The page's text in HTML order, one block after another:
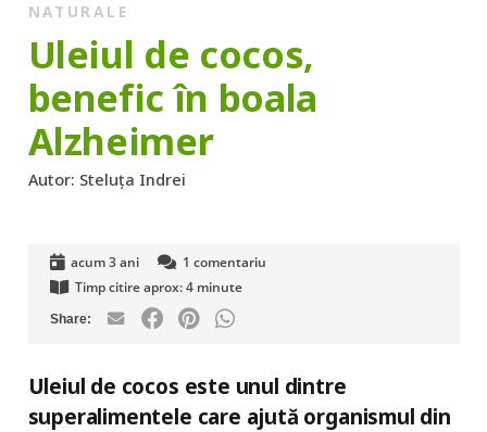
NATURALE
Uleiul de cocos,
benefic în boala
Alzheimer
Autor: Steluța Indrei
acum 3 ani 1 comentariu
Timp citire aprox: 4 minute
Uleiul de cocos este unul dintre
superalimentele care ajută organismul din